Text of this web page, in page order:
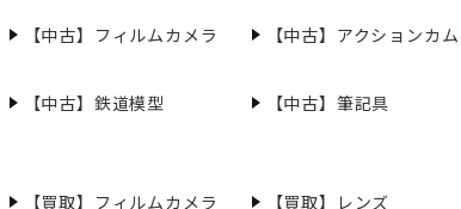
【中古】フィルムカメラ 【中古】アクションカム
【中古】鉄道模型 【中古】筆記具
【買取】フィルムカメラ 【買取】レンズ